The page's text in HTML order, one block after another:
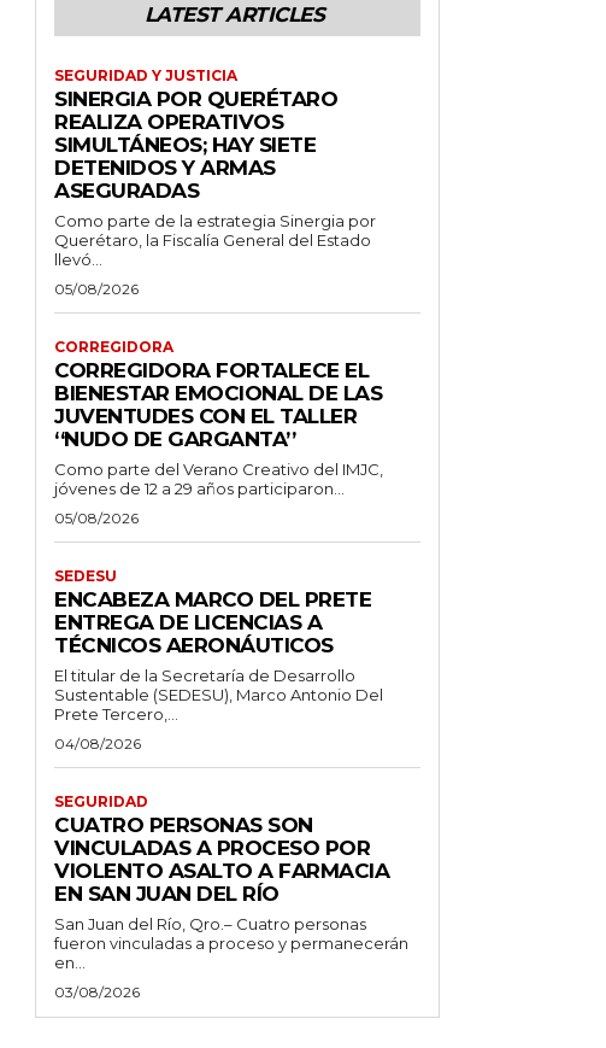
LATEST ARTICLES
SEGURIDAD Y JUSTICIA
SINERGIA POR QUERÉTARO
REALIZA OPERATIVOS
SIMULTÁNEOS; HAY SIETE
DETENIDOS Y ARMAS
ASEGURADAS
Como parte de la estrategia Sinergia por
Querétaro, la Fiscalía General del Estado
llevó...
05/08/2026
CORREGIDORA
CORREGIDORA FORTALECE EL
BIENESTAR EMOCIONAL DE LAS
JUVENTUDES CON EL TALLER
‘‘NUDO DE GARGANTA’’
Como parte del Verano Creativo del IMJC,
jóvenes de 12 a 29 años participaron...
05/08/2026
SEDESU
ENCABEZA MARCO DEL PRETE
ENTREGA DE LICENCIAS A
TÉCNICOS AERONÁUTICOS
El titular de la Secretaría de Desarrollo
Sustentable (SEDESU), Marco Antonio Del
Prete Tercero,...
04/08/2026
SEGURIDAD
CUATRO PERSONAS SON
VINCULADAS A PROCESO POR
VIOLENTO ASALTO A FARMACIA
EN SAN JUAN DEL RÍO
San Juan del Río, Qro.– Cuatro personas
fueron vinculadas a proceso y permanecerán
en...
03/08/2026